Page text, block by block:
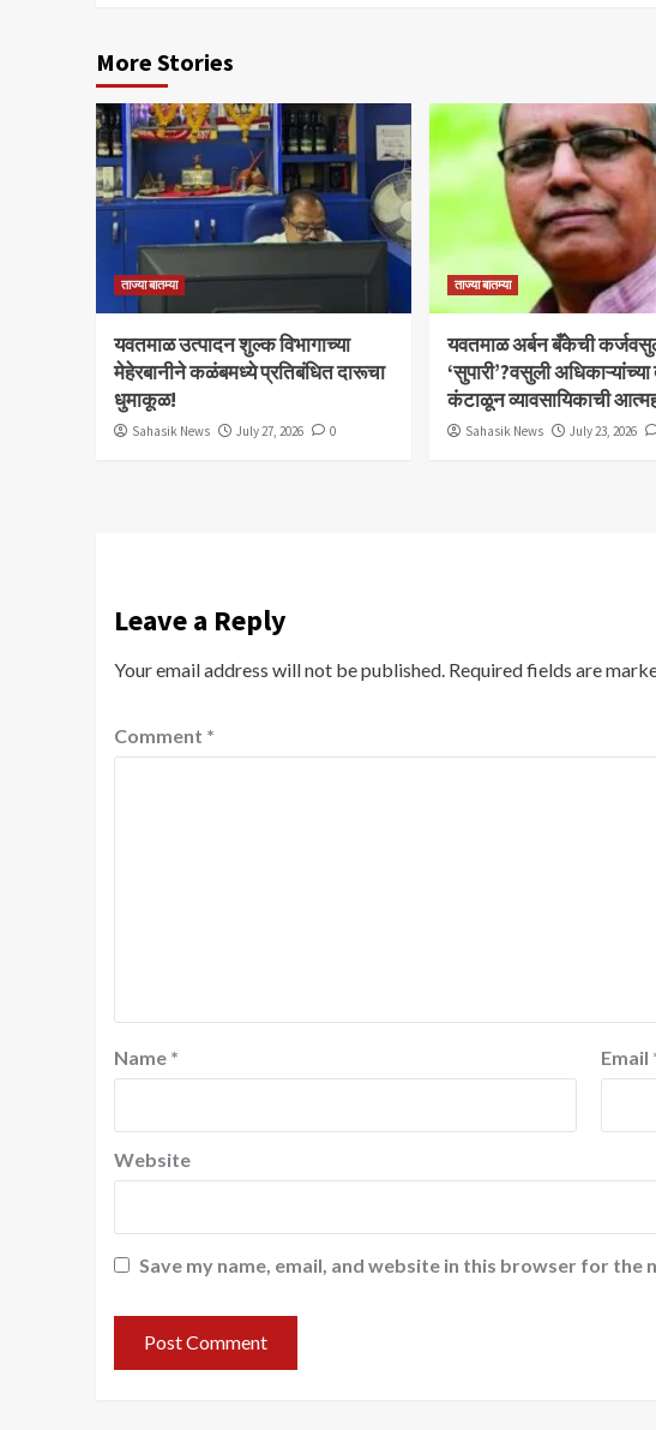
More Stories
ताज्या बातम्या
यवतमाळ उत्पादन शुल्क विभागाच्या
मेहेरबानीने कळंबमध्ये प्रतिबंधित दारूचा
धुमाकूळ!
Sahasik News July 27, 2026 0
ताज्या बातम्या
​यवतमाळ अर्बन बँकेची
‘सुपारी’?वसुली
कंटाळून व्यावसायिकाची
Sahasik News July 23, 2026
Leave a Reply
Your email address will not be published. Required fields are
Comment *
Name * Email
Website
Save my name, email, and website in this browser for the